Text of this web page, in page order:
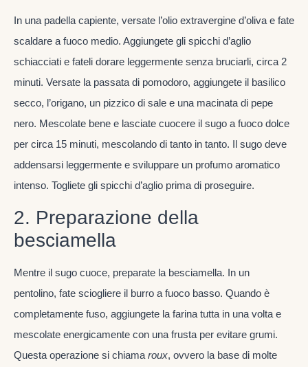
In una padella capiente, versate l’olio extravergine d’oliva e fate
scaldare a fuoco medio. Aggiungete gli spicchi d’aglio
schiacciati e fateli dorare leggermente senza bruciarli, circa 2
minuti. Versate la passata di pomodoro, aggiungete il basilico
secco, l’origano, un pizzico di sale e una macinata di pepe
nero. Mescolate bene e lasciate cuocere il sugo a fuoco dolce
per circa 15 minuti, mescolando di tanto in tanto. Il sugo deve
addensarsi leggermente e sviluppare un profumo aromatico
intenso. Togliete gli spicchi d’aglio prima di proseguire.
2. Preparazione della
besciamella
Mentre il sugo cuoce, preparate la besciamella. In un
pentolino, fate sciogliere il burro a fuoco basso. Quando è
completamente fuso, aggiungete la farina tutta in una volta e
mescolate energicamente con una frusta per evitare grumi.
Questa operazione si chiama roux, ovvero la base di molte